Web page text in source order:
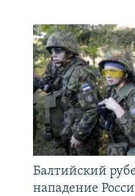
Балтийский
нападение